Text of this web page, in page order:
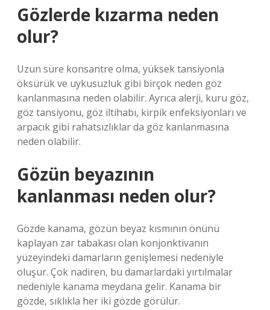
Gözlerde kızarma neden
olur?
Uzun süre konsantre olma, yüksek tansiyonla
öksürük ve uykusuzluk gibi birçok neden göz
kanlanmasına neden olabilir. Ayrıca alerji, kuru göz,
göz tansiyonu, göz iltihabı, kirpik enfeksiyonları ve
arpacık gibi rahatsızlıklar da göz kanlanmasına
neden olabilir.
Gözün beyazının
kanlanması neden olur?
Gözde kanama, gözün beyaz kısmının önünü
kaplayan zar tabakası olan konjonktivanın
yüzeyindeki damarların genişlemesi nedeniyle
oluşur. Çok nadiren, bu damarlardaki yırtılmalar
nedeniyle kanama meydana gelir. Kanama bir
gözde, sıklıkla her iki gözde görülür.